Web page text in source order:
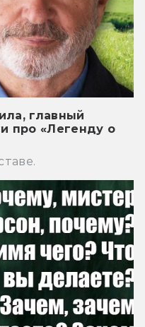
главный
про «Легенду о